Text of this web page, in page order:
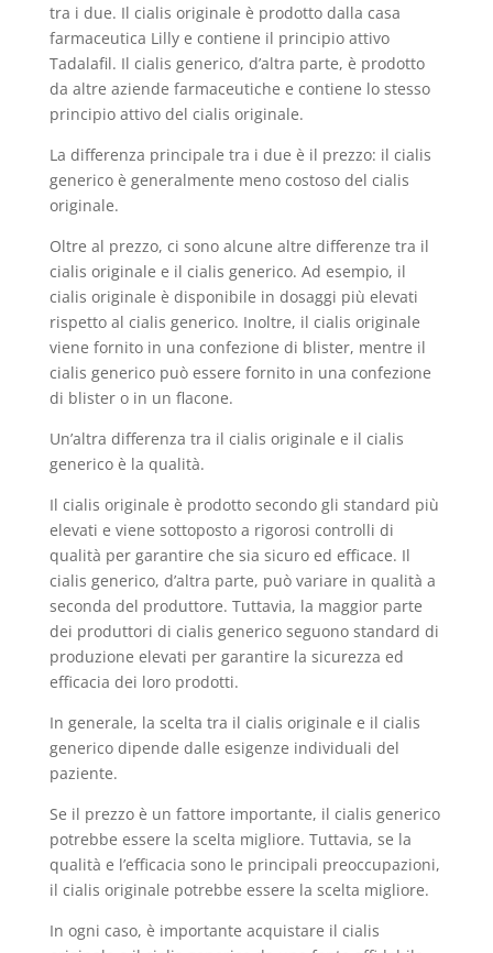
tra i due. Il cialis originale è prodotto dalla casa
farmaceutica Lilly e contiene il principio attivo
Tadalafil. Il cialis generico, d’altra parte, è prodotto
da altre aziende farmaceutiche e contiene lo stesso
principio attivo del cialis originale.
La differenza principale tra i due è il prezzo: il cialis
generico è generalmente meno costoso del cialis
originale.
Oltre al prezzo, ci sono alcune altre differenze tra il
cialis originale e il cialis generico. Ad esempio, il
cialis originale è disponibile in dosaggi più elevati
rispetto al cialis generico. Inoltre, il cialis originale
viene fornito in una confezione di blister, mentre il
cialis generico può essere fornito in una confezione
di blister o in un flacone.
Un’altra differenza tra il cialis originale e il cialis
generico è la qualità.
Il cialis originale è prodotto secondo gli standard più
elevati e viene sottoposto a rigorosi controlli di
qualità per garantire che sia sicuro ed efficace. Il
cialis generico, d’altra parte, può variare in qualità a
seconda del produttore. Tuttavia, la maggior parte
dei produttori di cialis generico seguono standard di
produzione elevati per garantire la sicurezza ed
efficacia dei loro prodotti.
In generale, la scelta tra il cialis originale e il cialis
generico dipende dalle esigenze individuali del
paziente.
Se il prezzo è un fattore importante, il cialis generico
potrebbe essere la scelta migliore. Tuttavia, se la
qualità e l’efficacia sono le principali preoccupazioni,
il cialis originale potrebbe essere la scelta migliore.
In ogni caso, è importante acquistare il cialis